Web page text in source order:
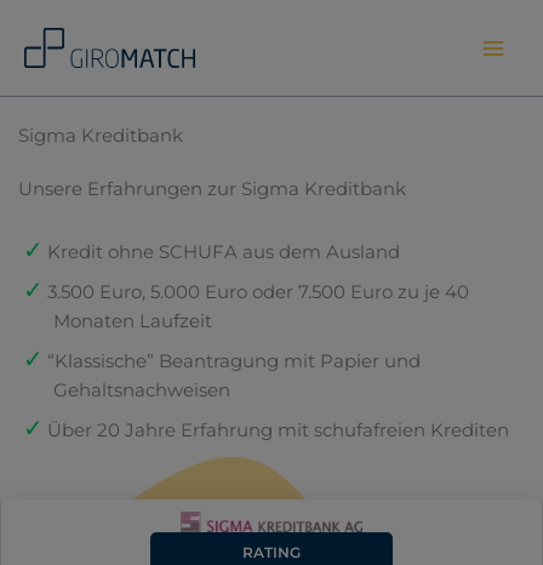
content
Sigma Kreditbank
Unsere Erfahrungen zur Sigma Kreditbank
Kredit ohne SCHUFA aus dem Ausland
3.500 Euro, 5.000 Euro oder 7.500 Euro zu je 40
Monaten Laufzeit
“Klassische” Beantragung mit Papier und
Gehaltsnachweisen
Über 20 Jahre Erfahrung mit schufafreien Krediten
RATING